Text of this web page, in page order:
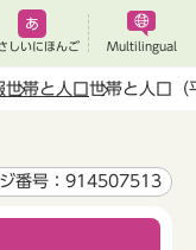
しいにほんご Multilingual
世帯と人口世帯と人口（
番号：914507513